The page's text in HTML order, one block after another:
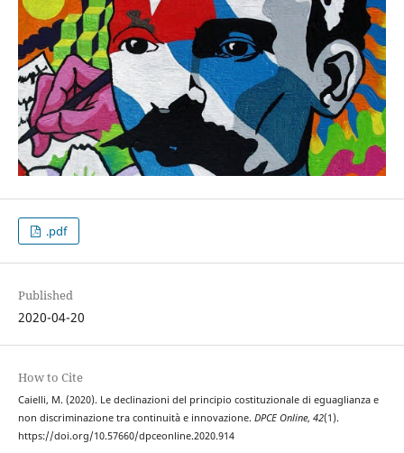
.pdf
Published
2020-04-20
How to Cite
Caielli, M. (2020). Le declinazioni del principio costituzionale di eguaglianza e
non discriminazione tra continuità e innovazione. DPCE Online, 42(1).
https://doi.org/10.57660/dpceonline.2020.914